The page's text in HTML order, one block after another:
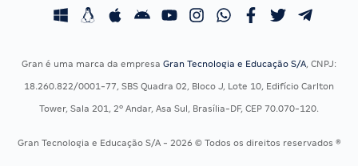
Concursos Fiscais
Concursos Saúde
Residência Multiprofissional
Calendário OAB
Gran é uma marca da empresa Gran Tecnologia e Educação S/A, CNPJ:
18.260.822/0001-77, SBS Quadra 02, Bloco J, Lote 10, Edifício Carlton
Tower, Sala 201, 2º Andar, Asa Sul, Brasília-DF, CEP 70.070-120.
Gran Tecnologia e Educação S/A - 2026 © Todos os direitos reservados ®